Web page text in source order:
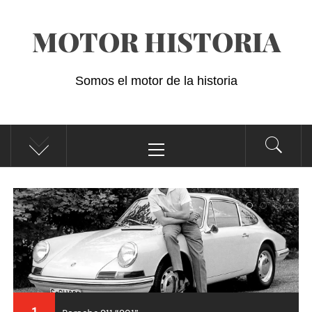
contenidoMOTOR HISTORIA
Somos el motor de la historia
principal